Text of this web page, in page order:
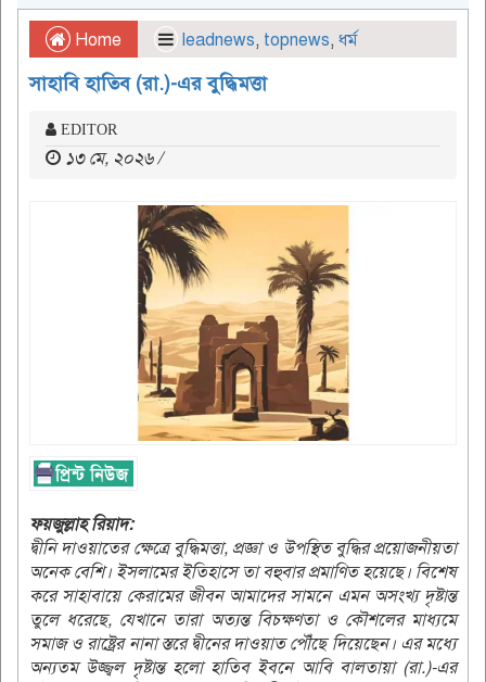
Home leadnews, topnews, ধর্ম
সাহাবি হাতিব (রা.)-এর বুদ্ধিমত্তা
EDITOR
১৩ মে, ২০২৬ /
ফয়জুল্লাহ রিয়াদ:
দ্বীনি দাওয়াতের ক্ষেত্রে বুদ্ধিমত্তা, প্রজ্ঞা ও উপস্থিত বুদ্ধির প্রয়োজনীয়তা
অনেক বেশি। ইসলামের ইতিহাসে তা বহুবার প্রমাণিত হয়েছে। বিশেষ
করে সাহাবায়ে কেরামের জীবন আমাদের সামনে এমন অসংখ্য দৃষ্টান্ত
তুলে ধরেছে, যেখানে তারা অত্যন্ত বিচক্ষণতা ও কৌশলের মাধ্যমে
সমাজ ও রাষ্ট্রের নানা স্তরে দ্বীনের দাওয়াত পৌঁছে দিয়েছেন। এর মধ্যে
অন্যতম উজ্জ্বল দৃষ্টান্ত হলো হাতিব ইবনে আবি বালতায়া (রা.)-এর